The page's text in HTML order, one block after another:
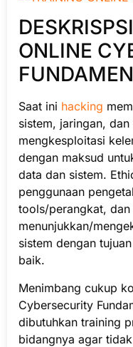
ONLINE
Saat ini hacking
sistem, jaringan,
mengkesploitasi
dengan maksud
data dan sistem.
penggunaan
tools/perangkat,
menunjukkan/
sistem dengan
baik.
Menimbang cukup
Cybersecurity
dibutuhkan training
bidangnya agar